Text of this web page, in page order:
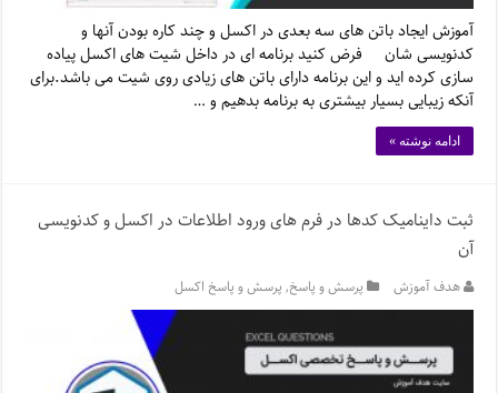
آموزش ایجاد باتن های سه بعدی در اکسل و چند کاره بودن آنها و
کدنویسی شان فرض کنید برنامه ای در داخل شیت های اکسل پیاده
سازی کرده اید و این برنامه دارای باتن های زیادی روی شیت می باشد.برای
آنکه زیبایی بسیار بیشتری به برنامه بدهیم و …
ادامه نوشته »
ثبت داینامیک کدها در فرم های ورود اطلاعات در اکسل و کدنویسی
آن
هدف آموزش پرسش و پاسخ,پرسش و پاسخ اکسل